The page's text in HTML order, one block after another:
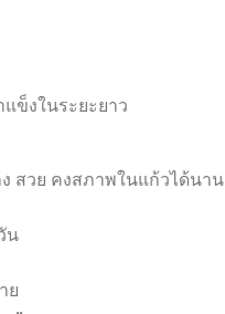
ข็งในระยะยาว
สวย คงสภาพในแก้วได้นาน
น
ย